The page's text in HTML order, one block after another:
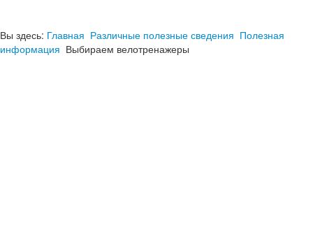
Вы здесь: Главная Различные полезные сведения Полезная
информация Выбираем велотренажеры